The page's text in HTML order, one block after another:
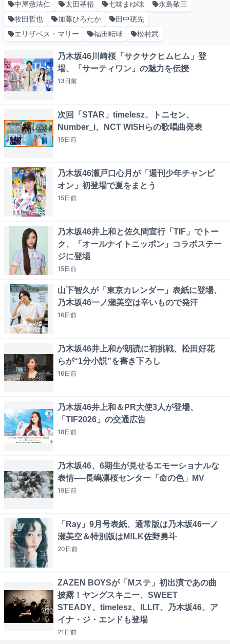
中屋敷法仁
太田基裕 七味まゆ味
永島敬三
牧田哲也
加藤ひろたか
田中穂先
エリザベス・マリー
福田転球 松村武
乃木坂46川﨑桜「サクサクヒムヒム」登
場、「サーティワン」の魅力を伝授
13日前
次回「STAR」timelesz、トニセン、
Number_i、NCT WISHらの歌唱曲発表
15日前
乃木坂46瀬戸口心月が「週刊少年チャンピ
オン」初登場で夏をまとう
15日前
乃木坂46井上和と佐久間宣行「TIF」でトー
ク、「オールナイトニッポン」コラボステー
ジに登場
15日前
山下智久が「東京カレンダー」表紙に登場、
乃木坂46一ノ瀬美空は辛いもので発汗
16日前
乃木坂46井上和が朗読に初挑戦、松田好花
らが“1分小説”を書き下ろし
16日前
乃木坂46井上和＆PR大使3人が登場、
「TIF2026」の交通広告
18日前
乃木坂46、6期生が見せるエモーショナルな
表情──長嶋凛桜センター「命の色」MV
19日前
「Ray」9月号表紙、通常版は乃木坂46一ノ
瀬美空＆特別版はM!LK佐野勇斗
20日前
ZAZEN BOYSが「Mステ」初出演であの曲
披露！ヤングスキニー、SWEET
STEADY、timelesz、ILLIT、乃木坂46、ア
イナ・ジ・エンドも登場
21日前